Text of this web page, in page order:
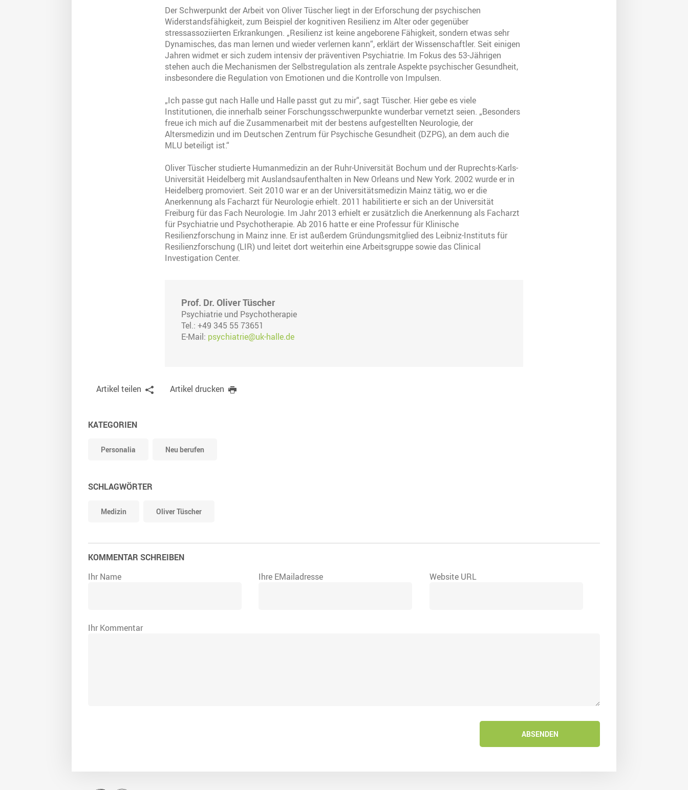
Der Schwerpunkt der Arbeit von Oliver Tüscher liegt in der Erforschung der psychischen
Widerstandsfähigkeit, zum Beispiel der kognitiven Resilienz im Alter oder gegenüber
stressassoziierten Erkrankungen. „Resilienz ist keine angeborene Fähigkeit, sondern etwas sehr
Dynamisches, das man lernen und wieder verlernen kann“, erklärt der Wissenschaftler. Seit einigen
Jahren widmet er sich zudem intensiv der präventiven Psychiatrie. Im Fokus des 53-Jährigen
stehen auch die Mechanismen der Selbstregulation als zentrale Aspekte psychischer Gesundheit,
insbesondere die Regulation von Emotionen und die Kontrolle von Impulsen.
„Ich passe gut nach Halle und Halle passt gut zu mir“, sagt Tüscher. Hier gebe es viele
Institutionen, die innerhalb seiner Forschungsschwerpunkte wunderbar vernetzt seien. „Besonders
freue ich mich auf die Zusammenarbeit mit der bestens aufgestellten Neurologie, der
Altersmedizin und im Deutschen Zentrum für Psychische Gesundheit (DZPG), an dem auch die
MLU beteiligt ist.“
Oliver Tüscher studierte Humanmedizin an der Ruhr-Universität Bochum und der Ruprechts-Karls-
Universität Heidelberg mit Auslandsaufenthalten in New Orleans und New York. 2002 wurde er in
Heidelberg promoviert. Seit 2010 war er an der Universitätsmedizin Mainz tätig, wo er die
Anerkennung als Facharzt für Neurologie erhielt. 2011 habilitierte er sich an der Universität
Freiburg für das Fach Neurologie. Im Jahr 2013 erhielt er zusätzlich die Anerkennung als Facharzt
für Psychiatrie und Psychotherapie. Ab 2016 hatte er eine Professur für Klinische
Resilienzforschung in Mainz inne. Er ist außerdem Gründungsmitglied des Leibniz-Instituts für
Resilienzforschung (LIR) und leitet dort weiterhin eine Arbeitsgruppe sowie das Clinical
Investigation Center.
Prof. Dr. Oliver Tüscher
Psychiatrie und Psychotherapie
Tel.: +49 345 55 73651
E-Mail: psychiatrie@uk-halle.de
Artikel teilen Artikel drucken
KATEGORIEN
Personalia Neu berufen
SCHLAGWÖRTER
Medizin Oliver Tüscher
KOMMENTAR SCHREIBEN
Ihr Name
Ihre EMailadresse Website URL
Ihr Kommentar
ABSENDEN